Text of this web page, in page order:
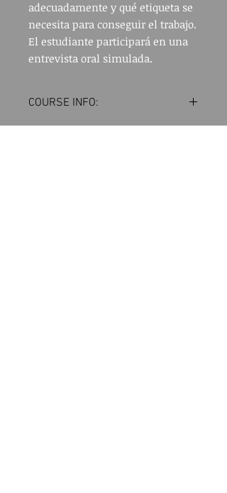
adecuadamente y qué etiqueta se
necesita para conseguir el trabajo.
El estudiante participará en una
entrevista oral simulada.
COURSE INFO:
This is a 16 hour course, giving